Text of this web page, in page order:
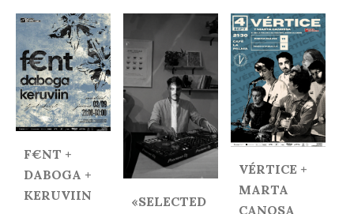
F€NT +
DABOGA +
KERUVIIN
«SELECTED
VÉRTICE +
MARTA
CANOSA